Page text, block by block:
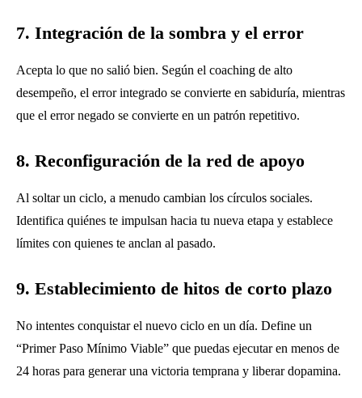
7. Integración de la sombra y el error
Acepta lo que no salió bien. Según el coaching de alto
desempeño, el error integrado se convierte en sabiduría, mientras
que el error negado se convierte en un patrón repetitivo.
8. Reconfiguración de la red de apoyo
Al soltar un ciclo, a menudo cambian los círculos sociales.
Identifica quiénes te impulsan hacia tu nueva etapa y establece
límites con quienes te anclan al pasado.
9. Establecimiento de hitos de corto plazo
No intentes conquistar el nuevo ciclo en un día. Define un
“Primer Paso Mínimo Viable” que puedas ejecutar en menos de
24 horas para generar una victoria temprana y liberar dopamina.